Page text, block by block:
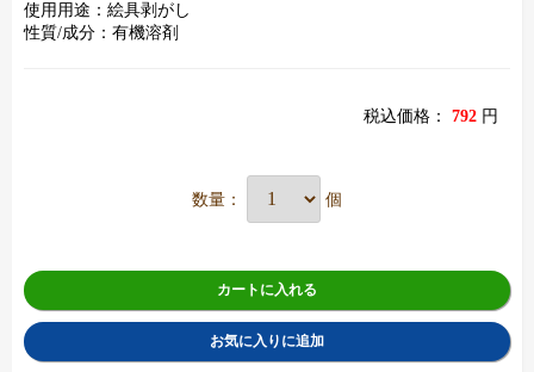
使用用途：絵具剥がし
性質/成分：有機溶剤
税込価格： 792 円
数量： 個
カートに入れる
お気に入りに追加